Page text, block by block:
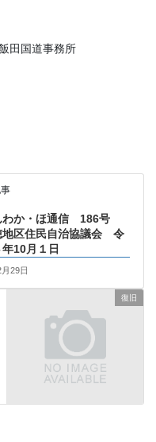
田国道事務所
わか・ほ通信 186号
地区住民自治協議会 令
10月１日
29日
復旧